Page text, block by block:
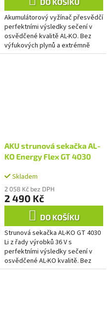
Akumulátorový vyžínač přesvědčí
perfektními výsledky sečení v
osvědčené kvalitě AL-KO. Bez
výfukových plynů a extrémně
tichý, šikovný zahradní vyžínač na
AKU strunová sekačka AL-
KO Energy Flex GT 4030
Skladem
2 058 Kč bez DPH
2 490 Kč
DO KOŠÍKU
Strunová sekačka AL-KO GT 4030
Li z řady výrobků 36 V s
perfektními výsledky sečení v
osvědčené AL-KO kvalitě. Bez
výfukových zplodin a bez hluku